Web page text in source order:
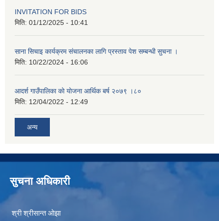
INVITATION FOR BIDS
मिति: 01/12/2025 - 10:41
साना सिचाइ कार्यक्रम संचालनका लागि प्रस्ताव पेश सम्बन्धी सुचना ।
मिति: 10/22/2024 - 16:06
आदर्श गाउँपालिका काे याेजना आर्थिक बर्ष २०७९ ।८०
मिति: 12/04/2022 - 12:49
अन्य
सुचना अधिकारी
श्री श्रीसान्त ओझा